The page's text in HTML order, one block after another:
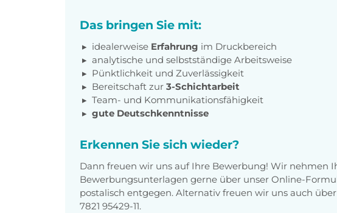
Das bringen Sie mit:
idealerweise Erfahrung im Druckbereich
analytische und selbstständige Arbeitsweise
Pünktlichkeit und Zuverlässigkeit
Bereitschaft zur 3-Schichtarbeit
Team- und Kommunikationsfähigkeit
gute Deutschkenntnisse
Erkennen Sie sich wieder?
Dann freuen wir uns auf Ihre Bewerbung! Wir nehmen
Bewerbungsunterlagen gerne über unser Online-
postalisch entgegen. Alternativ freuen wir uns auch
7821 95429-11.